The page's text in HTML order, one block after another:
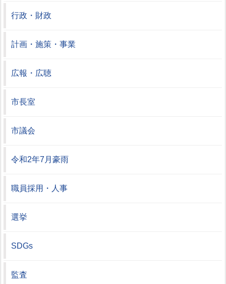
行政・財政
計画・施策・事業
広報・広聴
市長室
市議会
令和2年7月豪雨
職員採用・人事
選挙
SDGs
監査